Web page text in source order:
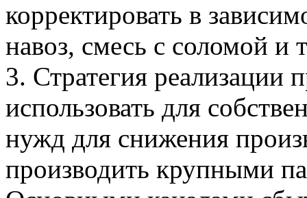
корректировать в
навоз, смесь с соломой и
3. Стратегия
использовать для
нужд для снижения
производить крупными